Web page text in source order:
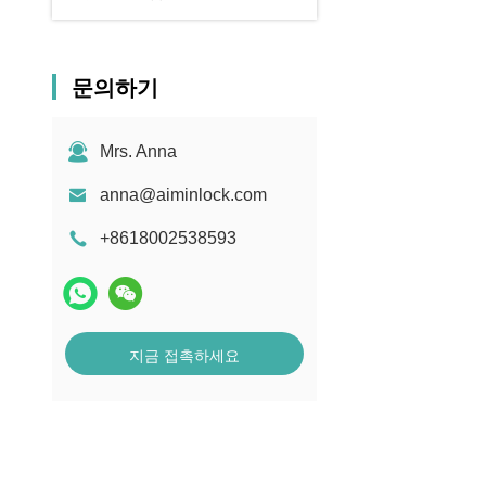
문의하기
Mrs. Anna
anna@aiminlock.com
+8618002538593
지금 접촉하세요